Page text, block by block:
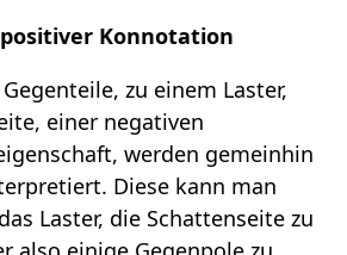
Konnotation
zu einem Laster,
einer negativen
werden gemeinhin
Diese kann man
Laster, die Schattenseite zu